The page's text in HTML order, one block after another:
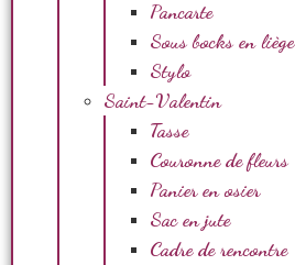
Pancarte
Sous bocks en liège
Stylo
Saint-Valentin
Tasse
Couronne de fleurs
Panier en osier
Sac en jute
Cadre de rencontre